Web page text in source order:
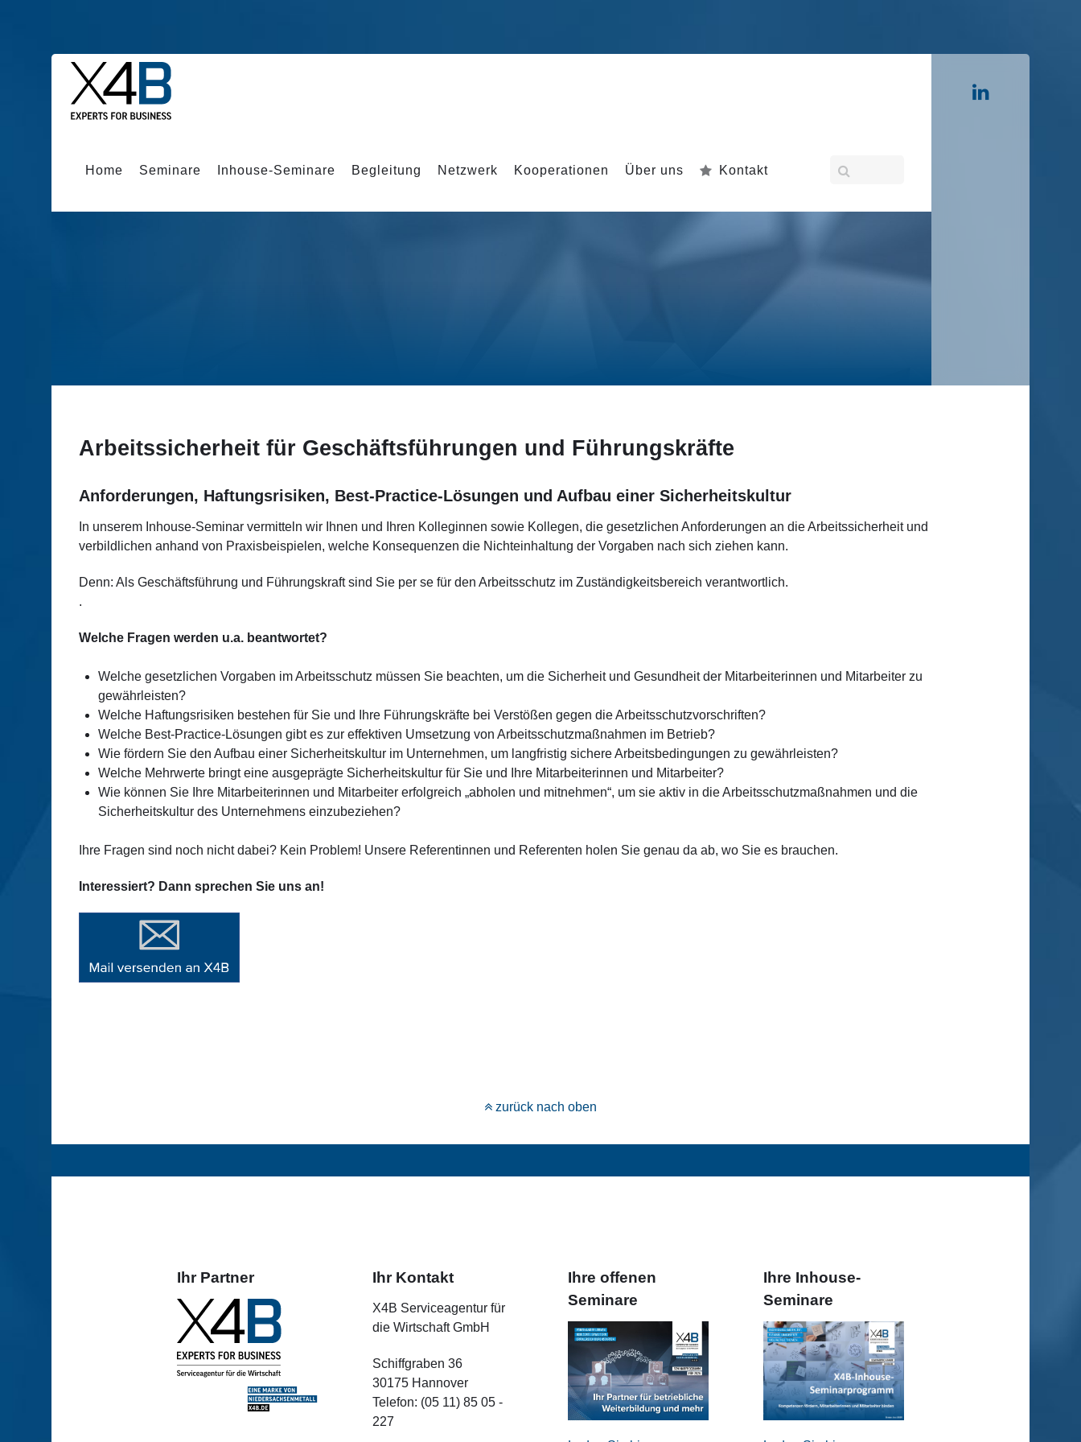
Home Seminare Inhouse-Seminare Begleitung Netzwerk Kooperationen Über uns Kontakt
Arbeitssicherheit für Geschäftsführungen und Führungskräfte
Anforderungen, Haftungsrisiken, Best-Practice-Lösungen und Aufbau einer Sicherheitskultur
In unserem Inhouse-Seminar vermitteln wir Ihnen und Ihren Kolleginnen sowie Kollegen, die gesetzlichen Anforderungen an die Arbeitssicherheit und
verbildlichen anhand von Praxisbeispielen, welche Konsequenzen die Nichteinhaltung der Vorgaben nach sich ziehen kann.
Denn: Als Geschäftsführung und Führungskraft sind Sie per se für den Arbeitsschutz im Zuständigkeitsbereich verantwortlich.
.
Welche Fragen werden u.a. beantwortet?
Welche gesetzlichen Vorgaben im Arbeitsschutz müssen Sie beachten, um die Sicherheit und Gesundheit der Mitarbeiterinnen und Mitarbeiter zu
gewährleisten?
Welche Haftungsrisiken bestehen für Sie und Ihre Führungskräfte bei Verstößen gegen die Arbeitsschutzvorschriften?
Welche Best-Practice-Lösungen gibt es zur effektiven Umsetzung von Arbeitsschutzmaßnahmen im Betrieb?
Wie fördern Sie den Aufbau einer Sicherheitskultur im Unternehmen, um langfristig sichere Arbeitsbedingungen zu gewährleisten?
Welche Mehrwerte bringt eine ausgeprägte Sicherheitskultur für Sie und Ihre Mitarbeiterinnen und Mitarbeiter?
Wie können Sie Ihre Mitarbeiterinnen und Mitarbeiter erfolgreich „abholen und mitnehmen“, um sie aktiv in die Arbeitsschutzmaßnahmen und die
Sicherheitskultur des Unternehmens einzubeziehen?
Ihre Fragen sind noch nicht dabei? Kein Problem! Unsere Referentinnen und Referenten holen Sie genau da ab, wo Sie es brauchen.
Interessiert? Dann sprechen Sie uns an!
zurück nach oben
Ihr Partner Ihr Kontakt
X4B Serviceagentur für
die Wirtschaft GmbH
Schiffgraben 36
30175 Hannover
Telefon: (05 11) 85 05 -
227
Ihre offenen
Seminare
Ihre Inhouse-
Seminare